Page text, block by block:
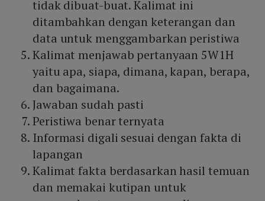
tidak dibuat-buat. Kalimat ini
ditambahkan dengan keterangan dan
data untuk menggambarkan peristiwa
Kalimat menjawab pertanyaan 5W1H
yaitu apa, siapa, dimana, kapan, berapa,
dan bagaimana.
Jawaban sudah pasti
Peristiwa benar ternyata
Informasi digali sesuai dengan fakta di
lapangan
Kalimat fakta berdasarkan hasil temuan
dan memakai kutipan untuk